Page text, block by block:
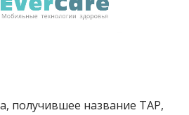
получившее название TAP,